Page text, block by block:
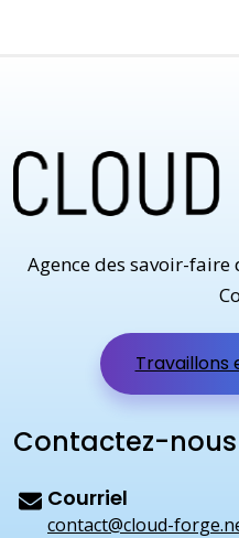
Agence des savoir-
Travaillons
Contactez-nous
Courriel
contact@cloud-